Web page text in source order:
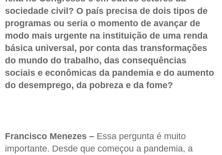
sociedade civil? O país precisa de dois tipos de
programas ou seria o momento de avançar de
modo mais urgente na instituição de uma renda
básica universal, por conta das transformações
do mundo do trabalho, das consequências
sociais e econômicas da pandemia e do aumento
do desemprego, da pobreza e da fome?
Francisco Menezes – Essa pergunta é muito
importante. Desde que começou a pandemia, a